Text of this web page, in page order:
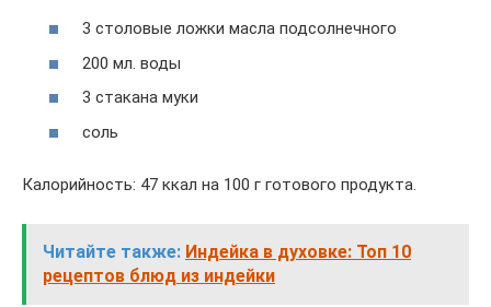
3 столовые ложки масла подсолнечного
200 мл. воды
3 стакана муки
соль
Калорийность: 47 ккал на 100 г готового продукта.
Читайте также: Индейка в духовке: Топ 10
рецептов блюд из индейки